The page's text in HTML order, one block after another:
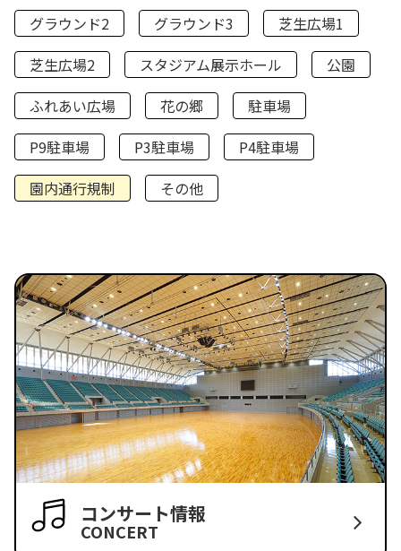
グラウンド2
グラウンド3
芝生広場1
芝生広場2
スタジアム展示ホール
公園
ふれあい広場
花の郷
駐車場
P9駐車場
P3駐車場
P4駐車場
園内通行規制
その他
コンサート情報
CONCERT